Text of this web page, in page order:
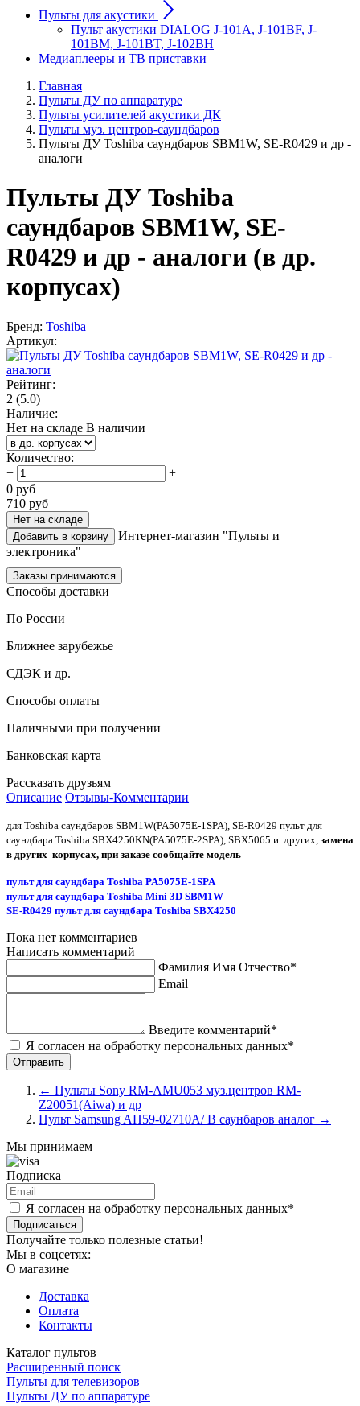
Пульты для акустики
Пульт акустики DIALOG J-101A, J-101BF, J-
101BM, J-101BT, J-102BH
Медиаплееры и ТВ приставки
Главная
Пульты ДУ по аппаратуре
Пульты усилителей акустики ДК
Пульты муз. центров-саундбаров
Пульты ДУ Toshiba саундбаров SBM1W, SE-R0429 и др -
аналоги
Пульты ДУ Toshiba
саундбаров SBM1W, SE-
R0429 и др - аналоги (в др.
корпусах)
Бренд: Toshiba
Артикул:
Рейтинг:
2 (5.0)
Наличие:
Нет на складе В наличии
Количество:
−
+
0 руб
710 руб
Нет на складе
Добавить в корзину
Интернет-магазин "Пульты и
электроника"
Заказы принимаются
Способы доставки
По России
Ближнее зарубежье
СДЭК и др.
Способы оплаты
Наличными при получении
Банковская карта
Рассказать друзьям
Описание Отзывы-Комментарии
для Toshiba саундбаров SBM1W(PA5075E-1SPA), SE-R0429 пульт для
саундбара Toshiba SBX4250KN(PA5075E-2SPA), SBX5065 и других, замена
в других корпусах, при заказе сообщайте модель
пульт для саундбара Toshiba PA5075E-1SPA
пульт для саундбара Toshiba Mini 3D SBM1W
SE-R0429 пульт для саундбара Toshiba SBX4250
Пока нет комментариев
Написать комментарий
Фамилия Имя Отчество*
Email
Введите комментарий*
Я согласен на обработку персональных данных*
← Пульты Sony RM-AMU053 муз.центров RM-
Z20051(Aiwa) и др
Пульт Samsung AH59-02710A/ B саунбаров аналог →
Мы принимаем
Подписка
Я согласен на обработку персональных данных*
Подписаться
Получайте только полезные статьи!
Мы в соцсетях:
О магазине
Доставка
Оплата
Контакты
Каталог пультов
Расширенный поиск
Пульты для телевизоров
Пульты ДУ по аппаратуре